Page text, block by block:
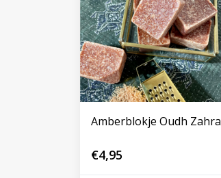
Amberblokje Oudh Zahra
€4,95